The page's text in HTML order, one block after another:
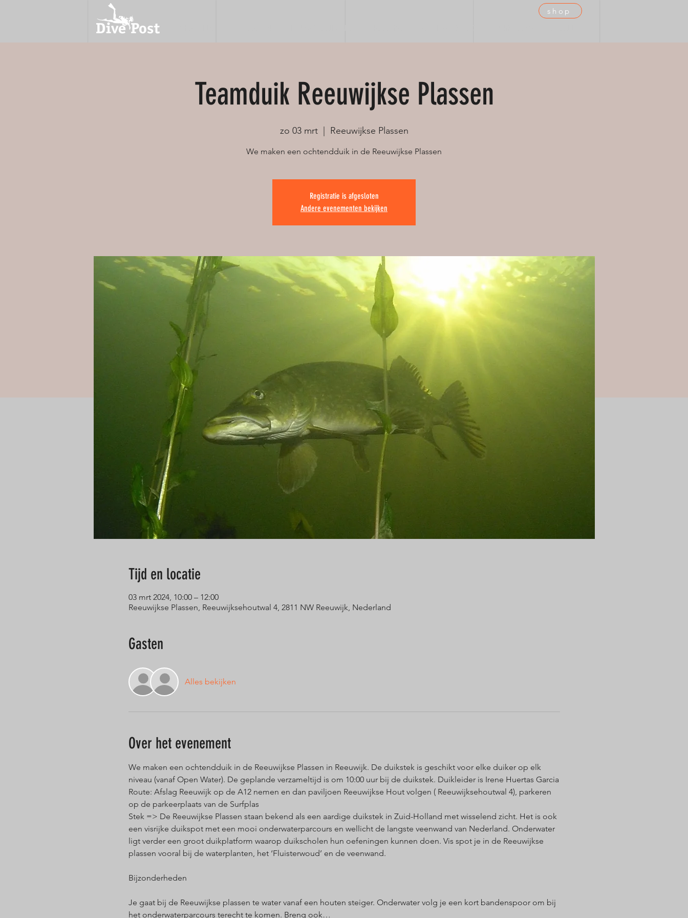
shop
Teamduik Reeuwijkse Plassen
zo 03 mrt
  |
Reeuwijkse Plassen
We maken een ochtendduik in de Reeuwijkse Plassen
Registratie is afgesloten
Andere evenementen bekijken
Tijd en locatie
03 mrt 2024, 10:00 – 12:00
Reeuwijkse Plassen, Reeuwijksehoutwal 4, 2811 NW Reeuwijk, Nederland
Gasten
Alles bekijken
Over het evenement
We maken een ochtendduik in de Reeuwijkse Plassen in Reeuwijk. De duikstek is geschikt voor elke duiker op elk
niveau (vanaf Open Water). De geplande verzameltijd is om 10:00 uur bij de duikstek. Duikleider is Irene Huertas Garcia
Route: Afslag Reeuwijk op de A12 nemen en dan paviljoen Reeuwijkse Hout volgen ( Reeuwijksehoutwal 4), parkeren
op de parkeerplaats van de Surfplas
Stek => De Reeuwijkse Plassen staan bekend als een aardige duikstek in Zuid-Holland met wisselend zicht. Het is ook
een visrijke duikspot met een mooi onderwaterparcours en wellicht de langste veenwand van Nederland. Onderwater
ligt verder een groot duikplatform waarop duikscholen hun oefeningen kunnen doen. Vis spot je in de Reeuwijkse
plassen vooral bij de waterplanten, het ‘Fluisterwoud’ en de veenwand.
Je gaat bij de Reeuwijkse plassen te water vanaf een houten steiger. Onderwater volg je een kort bandenspoor om bij
het onderwaterparcours terecht te komen. Breng ook…